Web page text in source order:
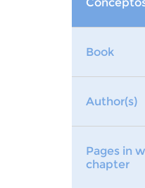
Book
Author(s)
Pages in
chapter